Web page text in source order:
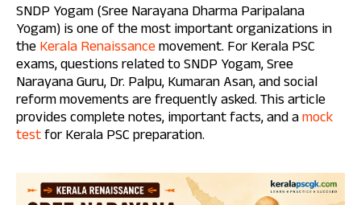
SNDP Yogam (Sree Narayana Dharma Paripalana
Yogam) is one of the most important organizations in
the Kerala Renaissancemovement. For Kerala PSC
exams, questions related to SNDP Yogam, Sree
Narayana Guru, Dr. Palpu, Kumaran Asan, and social
reform movements are frequently asked. This article
provides complete notes, important facts, and amock
testfor Kerala PSC preparation.